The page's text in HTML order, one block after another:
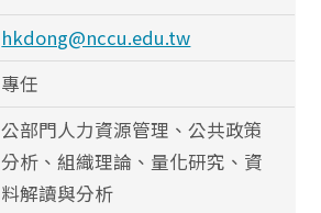
hkdong@nccu.edu.tw
專任
公部門人力資源管理、公共政策
分析、組織理論、量化研究、資
料解讀與分析